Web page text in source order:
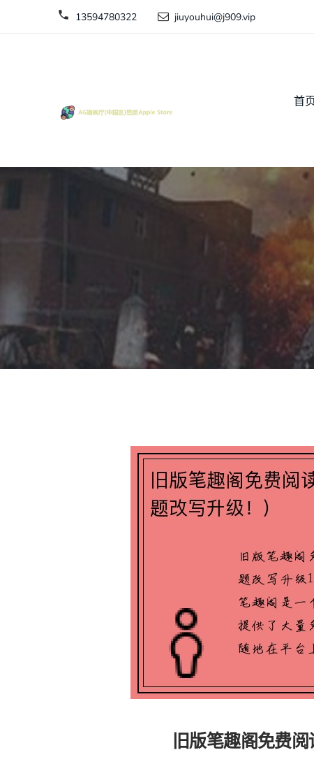
13594780322 jiuyouhui@j909.vip
首
旧版笔趣阁免费